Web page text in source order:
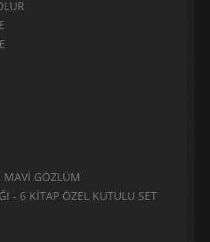
MAVİ GÖZLÜM
- 6 KİTAP ÖZEL KUTULU SET